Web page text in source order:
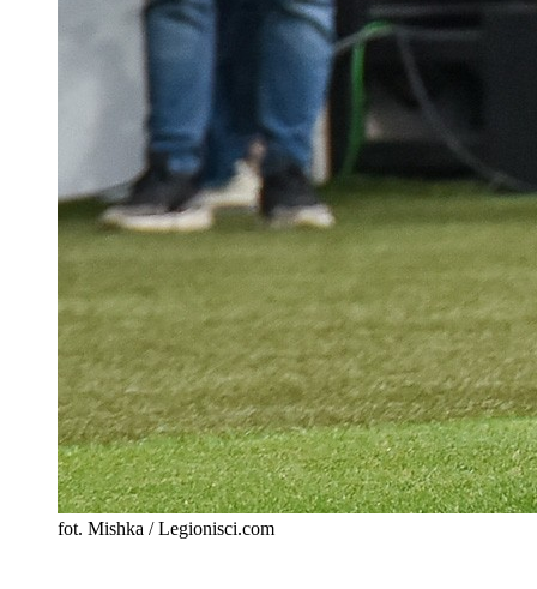
fot. Mishka / Legionisci.com